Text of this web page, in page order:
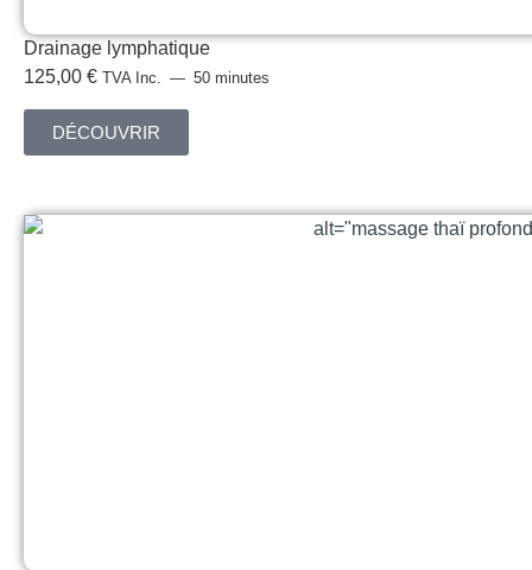
Drainage lymphatique
125,00 € TVA Inc. 50 minutes
DÉCOUVRIR